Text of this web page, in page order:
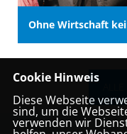
Ohne Wirtschaft
Cookie Hinweis
Diese Webseite
sind, um die
verwenden wir